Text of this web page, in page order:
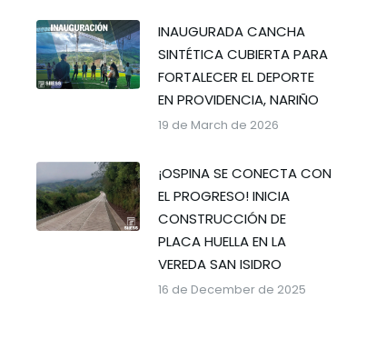
INAUGURADA CANCHA
SINTÉTICA CUBIERTA PARA
FORTALECER EL DEPORTE
EN PROVIDENCIA, NARIÑO
19 de March de 2026
¡OSPINA SE CONECTA CON
EL PROGRESO! INICIA
CONSTRUCCIÓN DE
PLACA HUELLA EN LA
VEREDA SAN ISIDRO
16 de December de 2025